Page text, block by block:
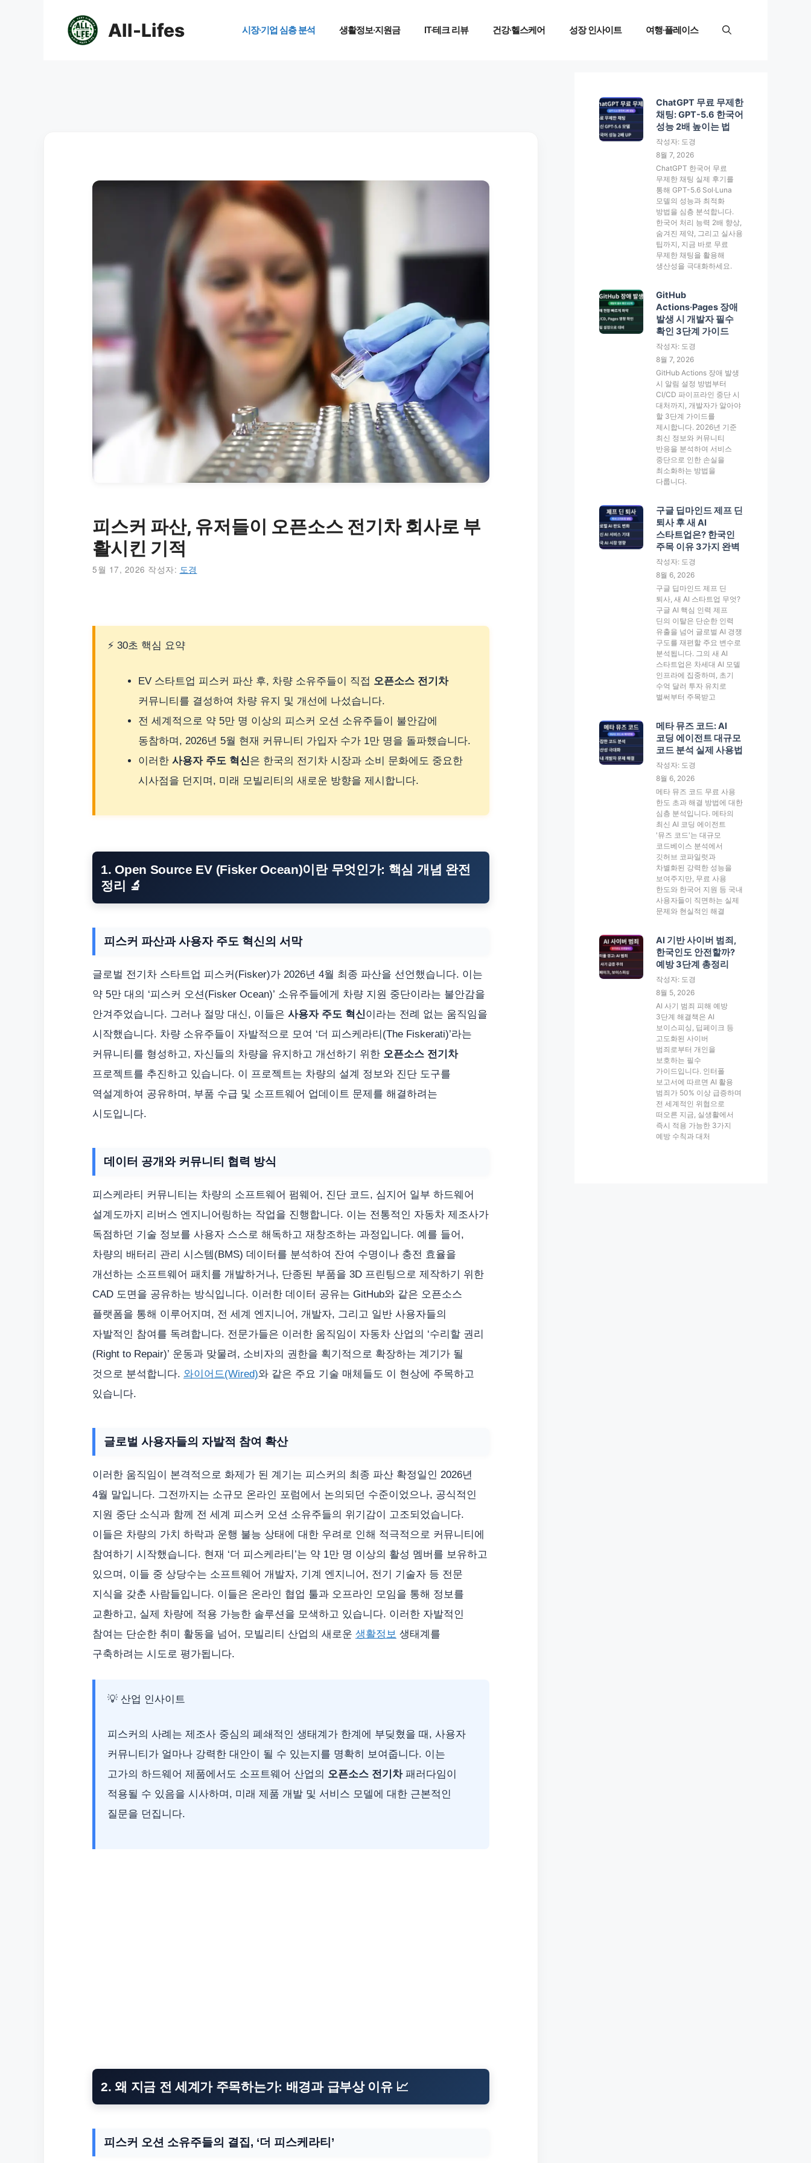
All-Lifes 시장·기업 심층 분석 생활정보·지원금 IT·테크 리뷰 건강·헬스케어 성장 인사이트 여행·플레이스
피스커 파산, 유저들이 오픈소스 전기차 회사로 부
활시킨 기적
5월 17, 2026 작성자: 도경
⚡ 30초 핵심 요약
EV 스타트업 피스커 파산 후, 차량 소유주들이 직접 오픈소스 전기차
커뮤니티를 결성하여 차량 유지 및 개선에 나섰습니다.
전 세계적으로 약 5만 명 이상의 피스커 오션 소유주들이 불안감에
동참하며, 2026년 5월 현재 커뮤니티 가입자 수가 1만 명을 돌파했습니다.
이러한 사용자 주도 혁신은 한국의 전기차 시장과 소비 문화에도 중요한
시사점을 던지며, 미래 모빌리티의 새로운 방향을 제시합니다.
1. Open Source EV (Fisker Ocean)이란 무엇인가: 핵심 개념 완전
정리 🔬
피스커 파산과 사용자 주도 혁신의 서막
글로벌 전기차 스타트업 피스커(Fisker)가 2026년 4월 최종 파산을 선언했습니다. 이는
약 5만 대의 ‘피스커 오션(Fisker Ocean)’ 소유주들에게 차량 지원 중단이라는 불안감을
안겨주었습니다. 그러나 절망 대신, 이들은 사용자 주도 혁신이라는 전례 없는 움직임을
시작했습니다. 차량 소유주들이 자발적으로 모여 ‘더 피스케라티(The Fiskerati)’라는
커뮤니티를 형성하고, 자신들의 차량을 유지하고 개선하기 위한 오픈소스 전기차
프로젝트를 추진하고 있습니다. 이 프로젝트는 차량의 설계 정보와 진단 도구를
역설계하여 공유하며, 부품 수급 및 소프트웨어 업데이트 문제를 해결하려는
시도입니다.
데이터 공개와 커뮤니티 협력 방식
피스케라티 커뮤니티는 차량의 소프트웨어 펌웨어, 진단 코드, 심지어 일부 하드웨어
설계도까지 리버스 엔지니어링하는 작업을 진행합니다. 이는 전통적인 자동차 제조사가
독점하던 기술 정보를 사용자 스스로 해독하고 재창조하는 과정입니다. 예를 들어,
차량의 배터리 관리 시스템(BMS) 데이터를 분석하여 잔여 수명이나 충전 효율을
개선하는 소프트웨어 패치를 개발하거나, 단종된 부품을 3D 프린팅으로 제작하기 위한
CAD 도면을 공유하는 방식입니다. 이러한 데이터 공유는 GitHub와 같은 오픈소스
플랫폼을 통해 이루어지며, 전 세계 엔지니어, 개발자, 그리고 일반 사용자들의
자발적인 참여를 독려합니다. 전문가들은 이러한 움직임이 자동차 산업의 ‘수리할 권리
(Right to Repair)’ 운동과 맞물려, 소비자의 권한을 획기적으로 확장하는 계기가 될
것으로 분석합니다. 와이어드(Wired)와 같은 주요 기술 매체들도 이 현상에 주목하고
있습니다.
글로벌 사용자들의 자발적 참여 확산
이러한 움직임이 본격적으로 화제가 된 계기는 피스커의 최종 파산 확정일인 2026년
4월 말입니다. 그전까지는 소규모 온라인 포럼에서 논의되던 수준이었으나, 공식적인
지원 중단 소식과 함께 전 세계 피스커 오션 소유주들의 위기감이 고조되었습니다.
이들은 차량의 가치 하락과 운행 불능 상태에 대한 우려로 인해 적극적으로 커뮤니티에
참여하기 시작했습니다. 현재 ‘더 피스케라티’는 약 1만 명 이상의 활성 멤버를 보유하고
있으며, 이들 중 상당수는 소프트웨어 개발자, 기계 엔지니어, 전기 기술자 등 전문
지식을 갖춘 사람들입니다. 이들은 온라인 협업 툴과 오프라인 모임을 통해 정보를
교환하고, 실제 차량에 적용 가능한 솔루션을 모색하고 있습니다. 이러한 자발적인
참여는 단순한 취미 활동을 넘어, 모빌리티 산업의 새로운 생활정보 생태계를
구축하려는 시도로 평가됩니다.
💡 산업 인사이트
피스커의 사례는 제조사 중심의 폐쇄적인 생태계가 한계에 부딪혔을 때, 사용자
커뮤니티가 얼마나 강력한 대안이 될 수 있는지를 명확히 보여줍니다. 이는
고가의 하드웨어 제품에서도 소프트웨어 산업의 오픈소스 전기차패러다임이
적용될 수 있음을 시사하며, 미래 제품 개발 및 서비스 모델에 대한 근본적인
질문을 던집니다.
2. 왜 지금 전 세계가 주목하는가: 배경과 급부상 이유 📈
피스커 오션 소유주들의 결집, ‘더 피스케라티’
ChatGPT 무료 무제한
채팅: GPT-5.6 한국어
성능 2배 높이는 법
작성자: 도경
8월 7, 2026
ChatGPT 한국어 무료
무제한 채팅 실제 후기를
통해 GPT-5.6 Sol·Luna
모델의 성능과 최적화
방법을 심층 분석합니다.
한국어 처리 능력 2배 향상,
숨겨진 제약, 그리고 실사용
팁까지, 지금 바로 무료
무제한 채팅을 활용해
생산성을 극대화하세요.
GitHub
Actions·Pages 장애
발생 시 개발자 필수
확인 3단계 가이드
작성자: 도경
8월 7, 2026
GitHub Actions 장애 발생
시 알림 설정 방법부터
CI/CD 파이프라인 중단 시
대처까지, 개발자가 알아야
할 3단계 가이드를
제시합니다. 2026년 기준
최신 정보와 커뮤니티
반응을 분석하여 서비스
중단으로 인한 손실을
최소화하는 방법을
다룹니다.
구글 딥마인드 제프 딘
퇴사 후 새 AI
스타트업은? 한국인
주목 이유 3가지 완벽
작성자: 도경
8월 6, 2026
구글 딥마인드 제프 딘
퇴사, 새 AI 스타트업 무엇?
구글 AI 핵심 인력 제프
딘의 이탈은 단순한 인력
유출을 넘어 글로벌 AI 경쟁
구도를 재편할 주요 변수로
분석됩니다. 그의 새 AI
스타트업은 차세대 AI 모델
인프라에 집중하며, 초기
수억 달러 투자 유치로
벌써부터 주목받고
메타 뮤즈 코드: AI
코딩 에이전트 대규모
코드 분석 실제 사용법
작성자: 도경
8월 6, 2026
메타 뮤즈 코드 무료 사용
한도 초과 해결 방법에 대한
심층 분석입니다. 메타의
최신 AI 코딩 에이전트
'뮤즈 코드'는 대규모
코드베이스 분석에서
깃허브 코파일럿과
차별화된 강력한 성능을
보여주지만, 무료 사용
한도와 한국어 지원 등 국내
사용자들이 직면하는 실제
문제와 현실적인 해결
AI 기반 사이버 범죄,
한국인도 안전할까?
예방 3단계 총정리
작성자: 도경
8월 5, 2026
AI 사기 범죄 피해 예방
3단계 해결책은 AI
보이스피싱, 딥페이크 등
고도화된 사이버
범죄로부터 개인을
보호하는 필수
가이드입니다. 인터폴
보고서에 따르면 AI 활용
범죄가 50% 이상 급증하며
전 세계적인 위협으로
떠오른 지금, 실생활에서
즉시 적용 가능한 3가지
예방 수칙과 대처